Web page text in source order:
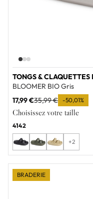
TONGS &
BLOOMER BIO Gris
17,99 €35,99 € -50,01%
Choisissez votre taille
4142
+2
BRADERIE